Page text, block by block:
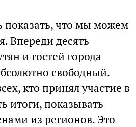
показать, что мы можем
Впереди десять
и гостей города
свободный.
кто принял участие в
итоги, показывать
из регионов. Это